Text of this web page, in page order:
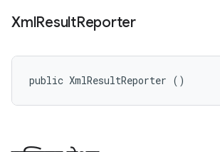
XmlResultReporter
public XmlResultReporter ()